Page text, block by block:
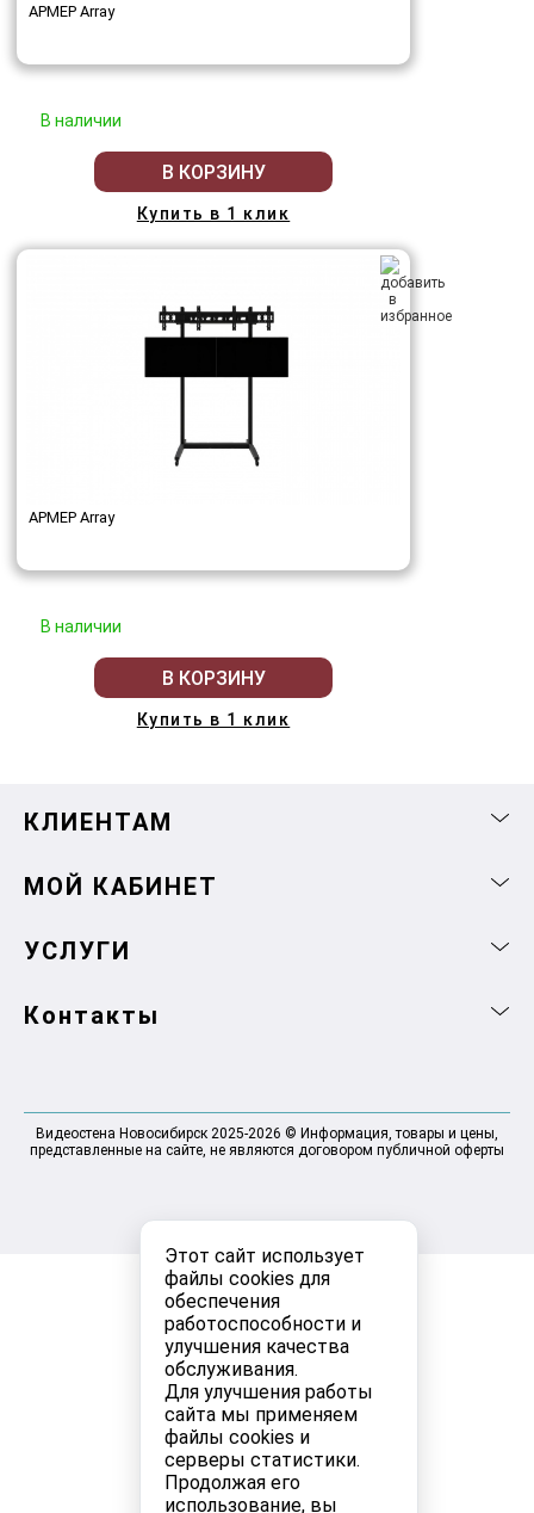
Этот сайт использует
файлы cookies для
обеспечения
работоспособности и
улучшения качества
обслуживания.
Для улучшения работы
сайта мы применяем
файлы cookies и
серверы статистики.
Продолжая его
использование, вы
АРМЕР Array
В наличии
В КОРЗИНУ
Купить в 1 клик
АРМЕР Array
В наличии
В КОРЗИНУ
Купить в 1 клик
КЛИЕНТАМ
МОЙ КАБИНЕТ
УСЛУГИ
Контакты
Видеостена Новосибирск 2025-2026 © Информация, товары и цены,
представленные на сайте, не являются договором публичной оферты